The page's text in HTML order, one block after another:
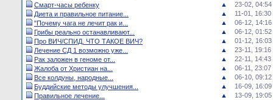
Смарт-часы ребенку
▲
23-02, 04:54
Диета и правильное питание...
▲
11-01, 16:30
"Почему чага не лечит рак и...
▲
06-12, 14:16
Грибы реально останавливают...
▲
06-12, 01:52
Про ВИЧ/СПИД. ЧТО ТАКОЕ ВИЧ?
▲
01-12, 16:03
Лечение СД 1 возможно уже...
▲
23-11, 19:16
Рак заложен в геноме от...
▲
22-11, 14:43
Жалоба от Христиан на...
▲
06-11, 23:07
Все колдуны, народные...
▲
06-10, 09:12
Буддийские методы улучшения...
▲
16-09, 16:09
Правильное лечение...
▲
13-09, 19:05